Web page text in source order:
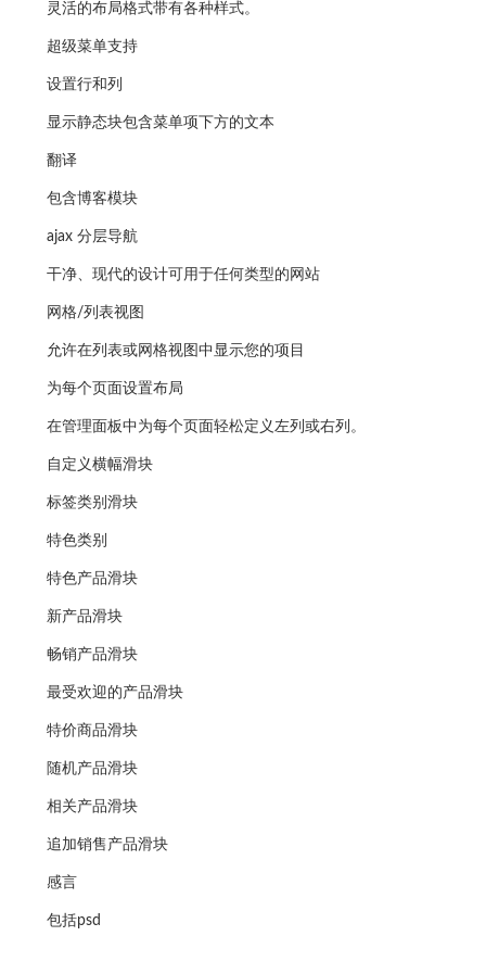
灵活的布局格式带有各种样式。
超级菜单支持
设置行和列
显示静态块包含菜单项下方的文本
翻译
包含博客模块
ajax 分层导航
干净、现代的设计可用于任何类型的网站
网格/列表视图
允许在列表或网格视图中显示您的项目
为每个页面设置布局
在管理面板中为每个页面轻松定义左列或右列。
自定义横幅滑块
标签类别滑块
特色类别
特色产品滑块
新产品滑块
畅销产品滑块
最受欢迎的产品滑块
特价商品滑块
随机产品滑块
相关产品滑块
追加销售产品滑块
感言
包括psd